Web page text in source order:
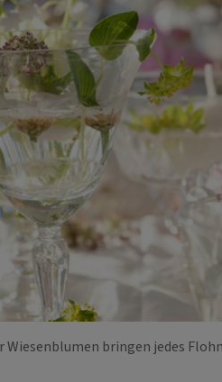
Wiesenblumen bringen jedes